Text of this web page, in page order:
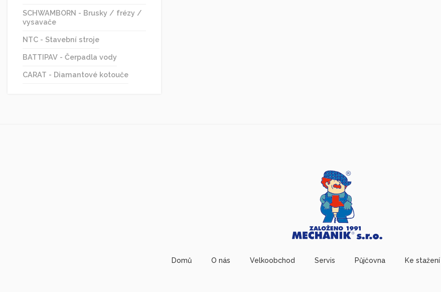
SCHWAMBORN - Brusky / frézy /
vysavače
NTC - Stavební stroje
BATTIPAV - Čerpadla vody
CARAT - Diamantové kotouče
Domů O nás Velkoobchod Servis Půjčovna Ke stažení